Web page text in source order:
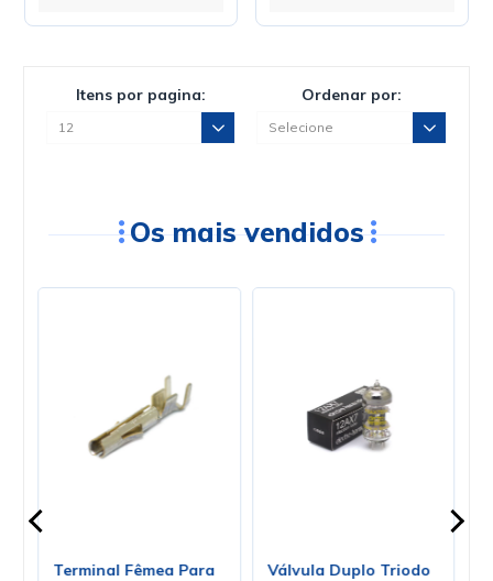
Itens por pagina: Ordenar por:
Os mais vendidos
Terminal Fêmea Para
Válvula Duplo Triodo